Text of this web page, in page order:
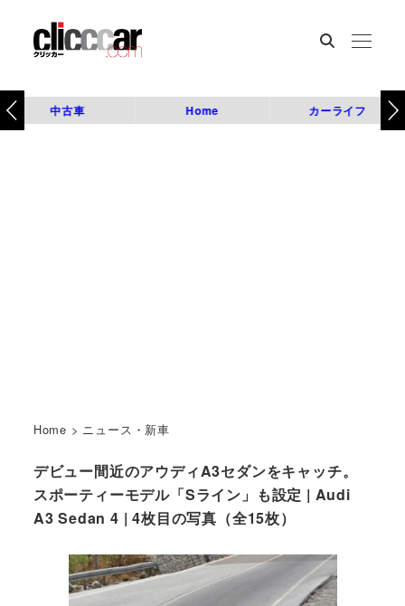
中古車 Home カーライフ
Home > ニュース・新車
デビュー間近のアウディA3セダンをキャッチ。
スポーティーモデル「Sライン」も設定 | Audi
A3 Sedan 4 | 4枚目の写真（全15枚）